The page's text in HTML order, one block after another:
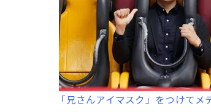
「兄さんアイマスク」をつけて